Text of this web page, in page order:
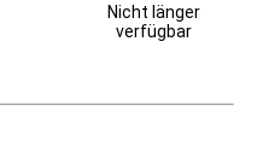
Nicht länger
verfügbar